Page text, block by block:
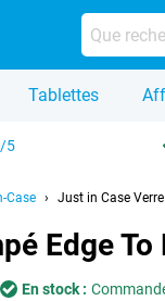
Tablettes
5
Case Just in Case
Edge
En stock :